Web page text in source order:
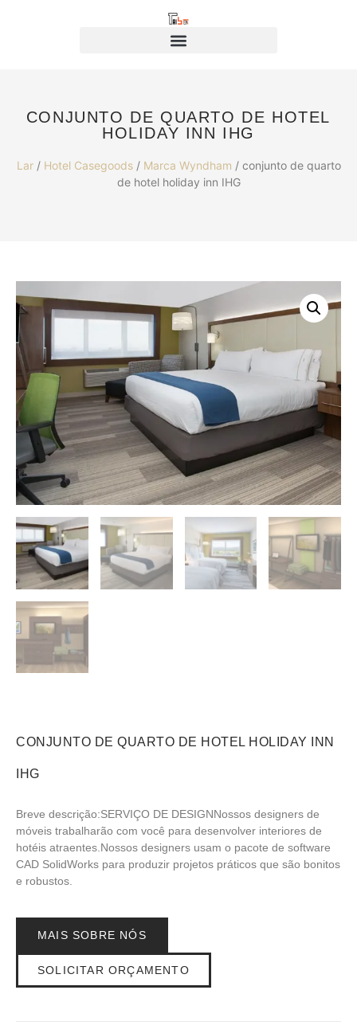
CONJUNTO DE QUARTO DE HOTEL
HOLIDAY INN IHG
Lar/ Hotel Casegoods/ Marca Wyndham / conjunto de quarto
de hotel holiday inn IHG
CONJUNTO DE QUARTO DE HOTEL HOLIDAY INN
IHG
Breve descrição:SERVIÇO DE DESIGNNossos designers de
móveis trabalharão com você para desenvolver interiores de
hotéis atraentes.Nossos designers usam o pacote de software
CAD SolidWorks para produzir projetos práticos que são bonitos
e robustos.
MAIS SOBRE NÓS
SOLICITAR ORÇAMENTO